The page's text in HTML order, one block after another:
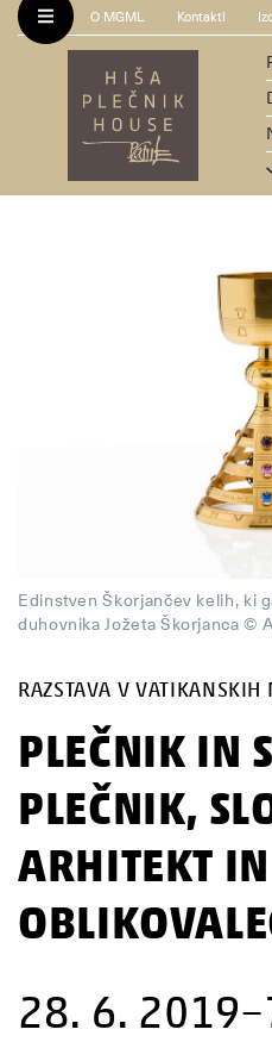
O MGML Kontakti
Edinstven Škorjančev kelih, ki
duhovnika Jožeta Škorjanca ©
RAZSTAVA V VATIKANSKIH
PLEČNIK IN
PLEČNIK,
ARHITEKT IN
28. 6.